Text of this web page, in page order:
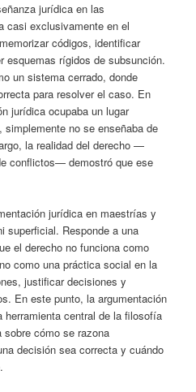
jurídica en las
casi exclusivamente en el
códigos, identificar
esquemas rígidos de subsunción.
un sistema cerrado, donde
para resolver el caso. En
jurídica ocupaba un lugar
no se enseñaba de
la realidad del derecho —
conflictos— demostró que ese
jurídica en maestrías y
superficial. Responde a una
el derecho no funciona como
como una práctica social en la
justificar decisiones y
En este punto, la argumentación
central de la filosofía
sobre cómo se razona
decisión sea correcta y cuándo